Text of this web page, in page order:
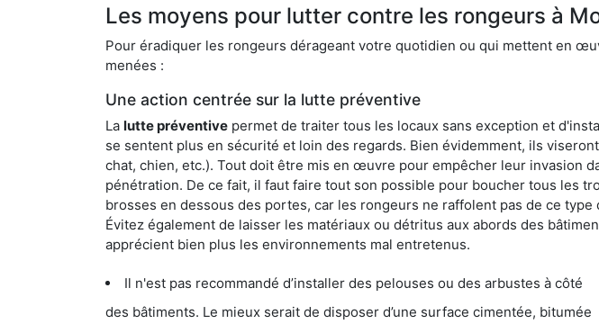
Les moyens pour lutter contre les rongeurs à
Pour éradiquer les rongeurs dérageant votre quotidien ou qui mettent en
menées :
Une action centrée sur la lutte préventive
La lutte préventive permet de traiter tous les locaux sans exception et
se sentent plus en sécurité et loin des regards. Bien évidemment, ils
chat, chien, etc.). Tout doit être mis en œuvre pour empêcher leur invasion
pénétration. De ce fait, il faut faire tout son possible pour boucher tous les
brosses en dessous des portes, car les rongeurs ne raffolent pas de ce
Évitez également de laisser les matériaux ou détritus aux abords des
apprécient bien plus les environnements mal entretenus.
Il n'est pas recommandé d’installer des pelouses ou des arbustes à côté
des bâtiments. Le mieux serait de disposer d’une surface cimentée, bitumée